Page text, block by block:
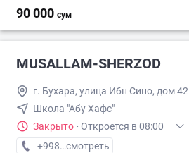
90 000 сум
MUSALLAM-SHERZOD
г. Бухара, улица Ибн Сино, дом 42
Школа "Абу Хафс"
Закрыто · Откроется в 08:00
+998 (97) XXX-XX-XX
смотреть